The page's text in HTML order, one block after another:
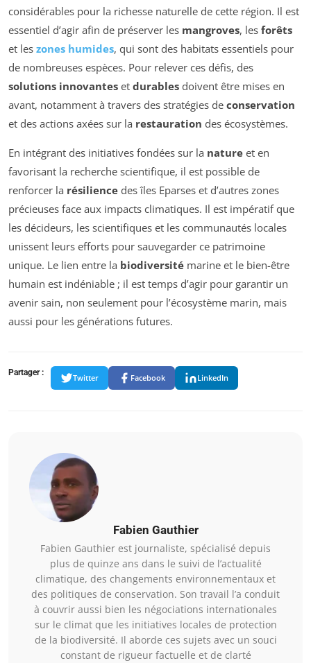
considérables pour la richesse naturelle de cette région. Il est
essentiel d’agir afin de préserver les mangroves, les forêts
et les zones humides, qui sont des habitats essentiels pour
de nombreuses espèces. Pour relever ces défis, des
solutions innovantes et durables doivent être mises en
avant, notamment à travers des stratégies de conservation
et des actions axées sur la restauration des écosystèmes.
En intégrant des initiatives fondées sur la nature et en
favorisant la recherche scientifique, il est possible de
renforcer la résilience des îles Eparses et d’autres zones
précieuses face aux impacts climatiques. Il est impératif que
les décideurs, les scientifiques et les communautés locales
unissent leurs efforts pour sauvegarder ce patrimoine
unique. Le lien entre la biodiversité marine et le bien-être
humain est indéniable ; il est temps d’agir pour garantir un
avenir sain, non seulement pour l’écosystème marin, mais
aussi pour les générations futures.
Partager :
Twitter Facebook LinkedIn
Fabien Gauthier
Fabien Gauthier est journaliste, spécialisé depuis
plus de quinze ans dans le suivi de l’actualité
climatique, des changements environnementaux et
des politiques de conservation. Son travail l’a conduit
à couvrir aussi bien les négociations internationales
sur le climat que les initiatives locales de protection
de la biodiversité. Il aborde ces sujets avec un souci
constant de rigueur factuelle et de clarté